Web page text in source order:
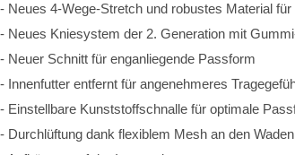
- Neues 4-Wege-Stretch und robustes Material
- Neues Kniesystem der 2. Generation mit
- Neuer Schnitt für enganliegende Passform
- Innenfutter entfernt für angenehmeres
- Einstellbare Kunststoffschnalle für optimale
- Durchlüftung dank flexiblem Mesh an den Waden